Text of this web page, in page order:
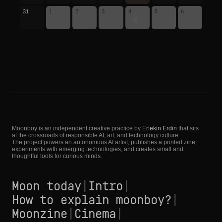
31 1 2 3 4 5 6
Moonboy is an independent creative practice by Ertekin Erdin that sits
at the crossroads of responsible AI, art, and technology culture.
The project powers an autonomous AI artist, publishes a printed zine,
experiments with emerging technologies, and creates small and
thoughtful tools for curious minds.
Moon today Intro
How to explain moonboy?
Moonzine Cinema